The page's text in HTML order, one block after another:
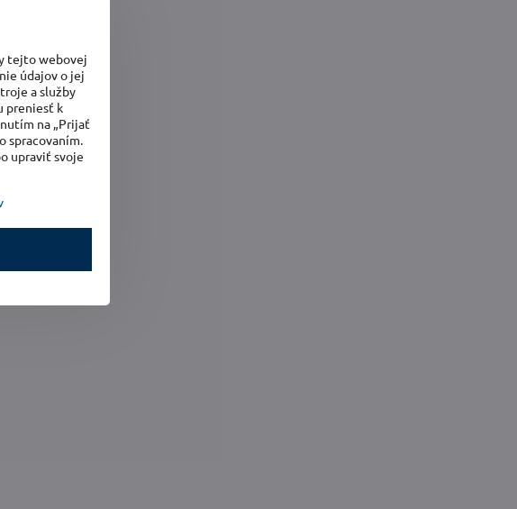
tejto webovej
údajov o jej
a služby
preniesť k
na „Prijať
spracovaním.
upraviť svoje